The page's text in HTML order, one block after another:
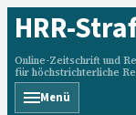
HRR-
Online-Zeitschrift und
für höchstrichterliche
Menü